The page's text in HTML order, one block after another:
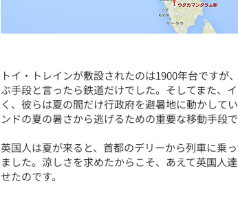
トイ・トレインが敷設されたのは1900年台です
ぶ手段と言ったら鉄道だけでした。そしてまた、
く、彼らは夏の間だけ行政府を避暑地に動かして
ンドの夏の暑さから逃げるための重要な移動手段で
英国人は夏が来ると、首都のデリーから列車に乗
ました。涼しさを求めたからこそ、あえて英国人
せたのです。